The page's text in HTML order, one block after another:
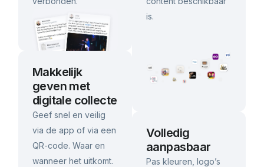
Makkelijk
geven met
digitale collecte
Geef snel en veilig
via de app of via een
QR-code. Waar en
wanneer het uitkomt.
is.
Volledig
aanpasbaar
Pas kleuren, logo’s